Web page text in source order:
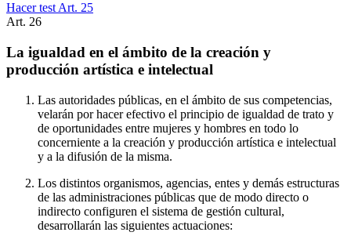
Hacer test Art. 25
Art. 26
La igualdad en el ámbito de la creación y
producción artística e intelectual
Las autoridades públicas, en el ámbito de sus competencias,
velarán por hacer efectivo el principio de igualdad de trato y
de oportunidades entre mujeres y hombres en todo lo
concerniente a la creación y producción artística e intelectual
y a la difusión de la misma.
Los distintos organismos, agencias, entes y demás estructuras
de las administraciones públicas que de modo directo o
indirecto configuren el sistema de gestión cultural,
desarrollarán las siguientes actuaciones: